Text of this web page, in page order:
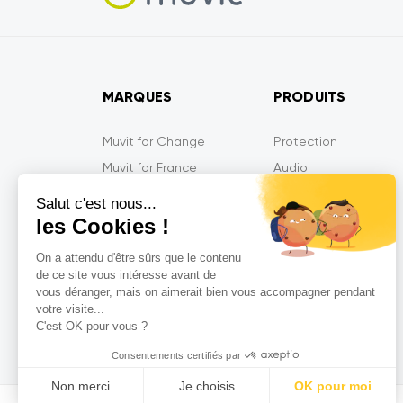
Salut c'est nous...
les Cookies !
On a attendu d'être sûrs que le contenu
de ce site vous intéresse avant de
vous déranger, mais on aimerait bien vous accompagner pendant
votre visite...
C'est OK pour vous ?
Consentements certifiés par
Non merci Je choisis OK pour moi
MARQUES
Muvit for Change
Muvit for France
Muvit Gaming
MyWay
MyWay France
So Seven
PRODUITS
Protection
Audio
Mobilité
Multimédia
Objets Connectés